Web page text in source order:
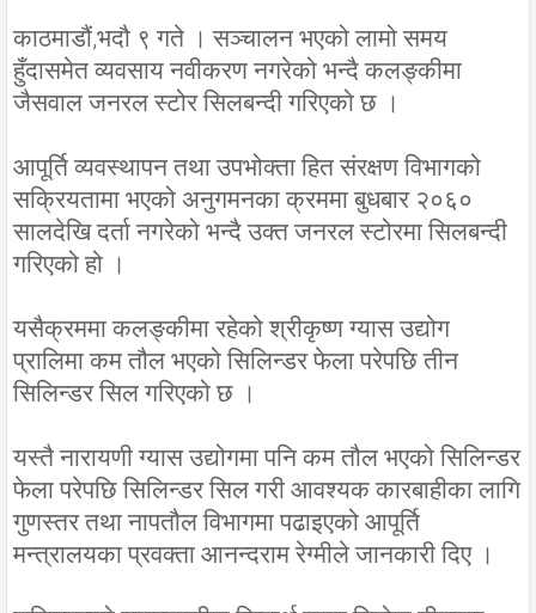
काठमाडौं,भदौ ९ गते । सञ्चालन भएको लामो समय
हुँदासमेत व्यवसाय नवीकरण नगरेको भन्दै कलङ्कीमा
जैसवाल जनरल स्टोर सिलबन्दी गरिएको छ ।
आपूर्ति व्यवस्थापन तथा उपभोक्ता हित संरक्षण विभागको
सक्रियतामा भएको अनुगमनका क्रममा बुधबार २०६०
सालदेखि दर्ता नगरेको भन्दै उक्त जनरल स्टोरमा सिलबन्दी
गरिएको हो ।
यसैक्रममा कलङ्कीमा रहेको श्रीकृष्ण ग्यास उद्योग
प्रालिमा कम तौल भएको सिलिन्डर फेला परेपछि तीन
सिलिन्डर सिल गरिएको छ ।
यस्तै नारायणी ग्यास उद्योगमा पनि कम तौल भएको सिलिन्डर
फेला परेपछि सिलिन्डर सिल गरी आवश्यक कारबाहीका लागि
गुणस्तर तथा नापतौल विभागमा पढाइएको आपूर्ति
मन्त्रालयका प्रवक्ता आनन्दराम रेग्मीले जानकारी दिए ।